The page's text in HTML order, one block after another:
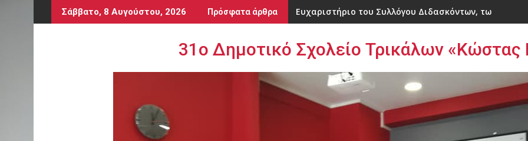
Περάστε
στο
Σάββατο, 8 Αυγούστου, 2026 Πρόσφατα άρθρα Ευχαριστήριο του Συλλόγου Διδασκόντων, των
Ημερήσια Εκπαιδευτική Εκδρομή του 31ου
31ο Δημοτικό Σχολείο Τρικάλων «Κώστας